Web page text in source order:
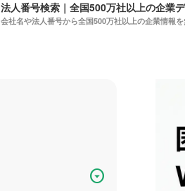
法人番号検索｜全国500万社以上の企業
会社名や法人番号から全国500万社以上の企業情報を
arrow_drop_down_circle